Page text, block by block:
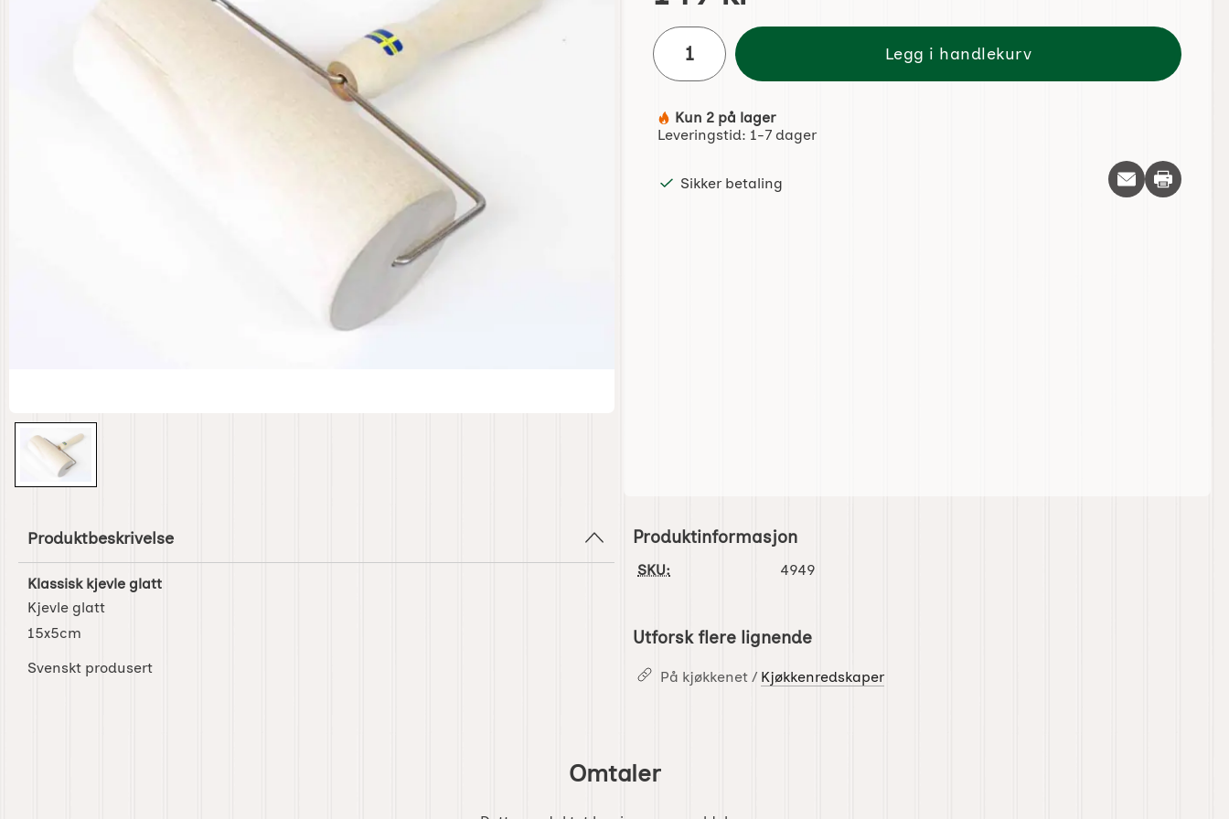
antall
Legg i handlekurv
Produkttilgjengelighet:
Kun 2 på lager
Leveringstid: 1-7 dager
Sikker betaling Skriv ut
Produktbeskrivelse
Klassisk kjevle glatt
Kjevle glatt
15x5cm
Svenskt produsert
Produktinformasjon
SKU: 4949
Utforsk flere lignende
På kjøkkenet / Kjøkkenredskaper
Omtaler